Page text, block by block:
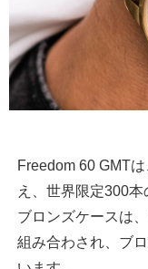
Freedom 60 GMT
え、世界限定300本
ブロンズケースは
組み合わされ、ブ